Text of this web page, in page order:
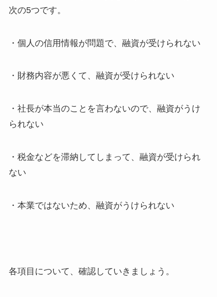
次の5つです。
・個人の信用情報が問題で、融資が受けられない
・財務内容が悪くて、融資が受けられない
・社長が本当のことを言わないので、融資がうけ
られない
・税金などを滞納してしまって、融資が受けられ
ない
・本業ではないため、融資がうけられない
各項目について、確認していきましょう。